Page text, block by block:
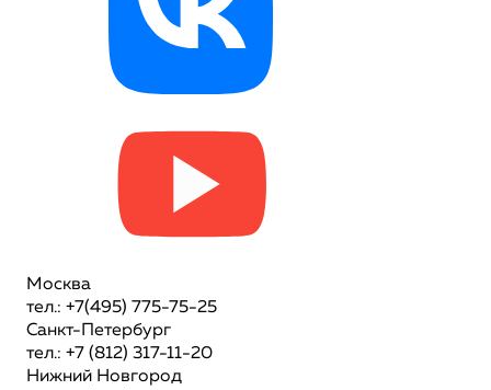
Москва
тел.: +7(495) 775-75-25
Санкт-Петербург
тел.: +7 (812) 317-11-20
Нижний Новгород